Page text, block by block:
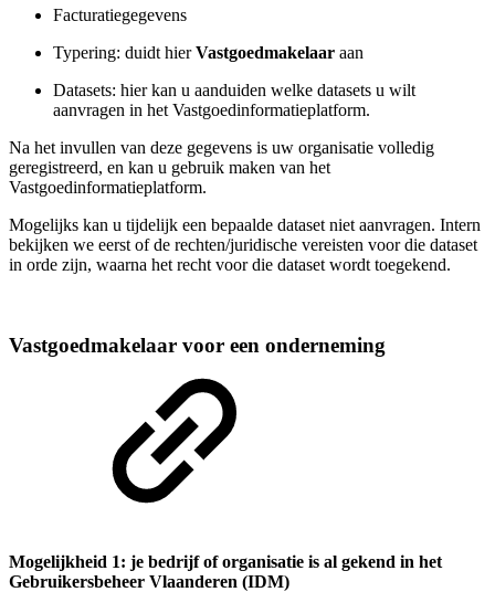
Facturatiegegevens
Typering: duidt hierVastgoedmakelaar aan
Datasets: hier kan u aanduiden welke datasets u wilt
aanvragen in het Vastgoedinformatieplatform.
Na het invullen van deze gegevens is uw organisatie volledig
geregistreerd, en kan u gebruik maken van het
Vastgoedinformatieplatform.
Mogelijks kan u tijdelijk een bepaalde dataset niet aanvragen. Intern
bekijken we eerst of de rechten/juridische vereisten voor die dataset
in orde zijn, waarna het recht voor die dataset wordt toegekend.
Vastgoedmakelaar voor een onderneming
Mogelijkheid 1: je bedrijf of organisatie is al gekend in het
Gebruikersbeheer Vlaanderen (IDM)